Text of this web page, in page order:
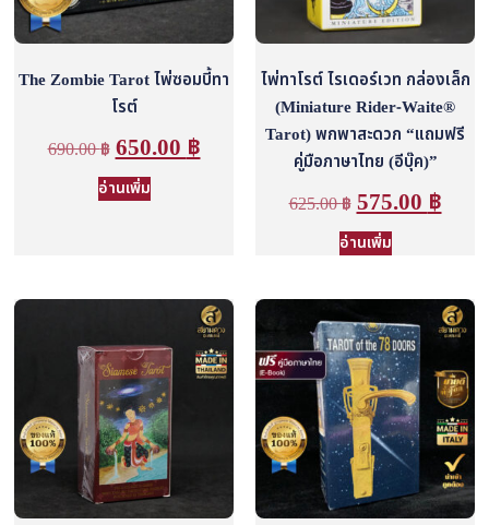
The Zombie Tarot ไพ่ซอมบี้ทา
โรต์
690.00฿ 650.00 ฿
อ่านเพิ่ม
ไพ่ทาโรต์ ไรเดอร์เวท กล่องเล็ก
(Miniature Rider-Waite®
Tarot) พกพาสะดวก “แถมฟรี
คู่มือภาษาไทย (อีบุ๊ค)”
625.00฿ 575.00 ฿
อ่านเพิ่ม